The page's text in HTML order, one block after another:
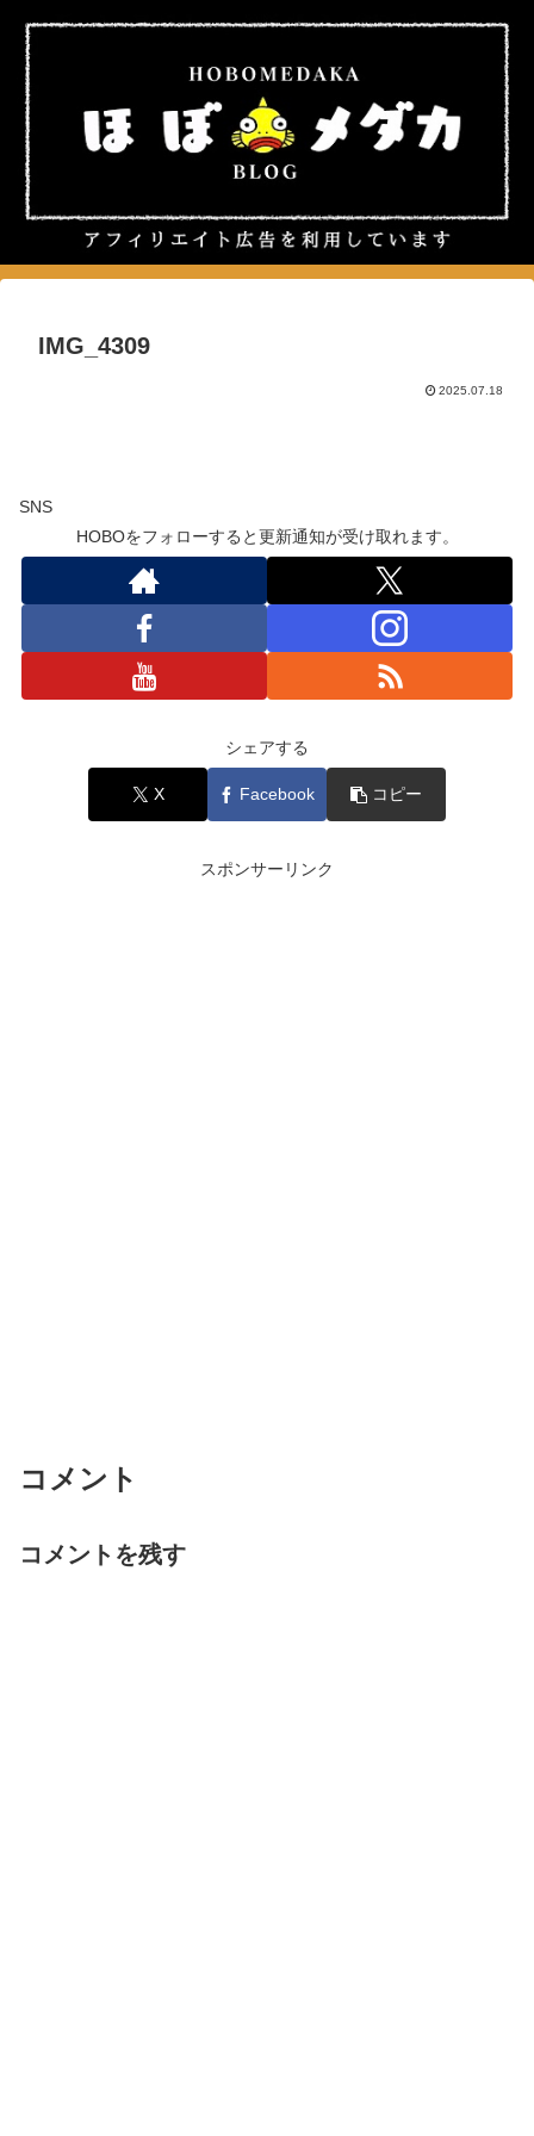
IMG_4309
2025.07.18
SNS
HOBOをフォローすると更新通知が受け取れます。
シェアする
X Facebook コピー
スポンサーリンク
コメント
コメントを残す